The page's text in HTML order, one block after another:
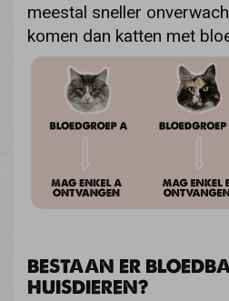
meestal sneller
komen dan katten met
BESTAAN ER
HUISDIEREN?